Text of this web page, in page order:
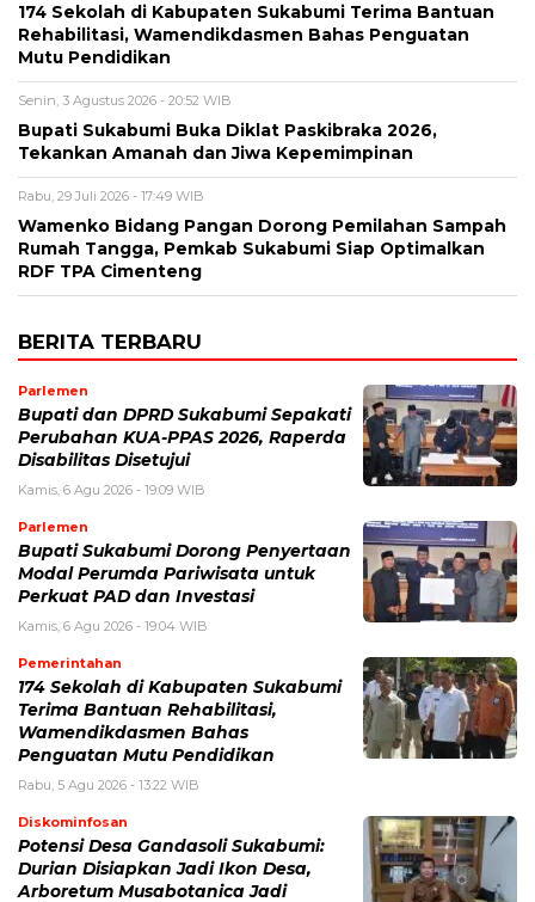
174 Sekolah di Kabupaten Sukabumi Terima Bantuan
Rehabilitasi, Wamendikdasmen Bahas Penguatan
Mutu Pendidikan
Senin, 3 Agustus 2026 - 20:52 WIB
Bupati Sukabumi Buka Diklat Paskibraka 2026,
Tekankan Amanah dan Jiwa Kepemimpinan
Rabu, 29 Juli 2026 - 17:49 WIB
Wamenko Bidang Pangan Dorong Pemilahan Sampah
Rumah Tangga, Pemkab Sukabumi Siap Optimalkan
RDF TPA Cimenteng
BERITA TERBARU
Parlemen
Bupati dan DPRD Sukabumi Sepakati
Perubahan KUA-PPAS 2026, Raperda
Disabilitas Disetujui
Kamis, 6 Agu 2026 - 19:09 WIB
Parlemen
Bupati Sukabumi Dorong Penyertaan
Modal Perumda Pariwisata untuk
Perkuat PAD dan Investasi
Kamis, 6 Agu 2026 - 19:04 WIB
Pemerintahan
174 Sekolah di Kabupaten Sukabumi
Terima Bantuan Rehabilitasi,
Wamendikdasmen Bahas
Penguatan Mutu Pendidikan
Rabu, 5 Agu 2026 - 13:22 WIB
Diskominfosan
Potensi Desa Gandasoli Sukabumi:
Durian Disiapkan Jadi Ikon Desa,
Arboretum Musabotanica Jadi